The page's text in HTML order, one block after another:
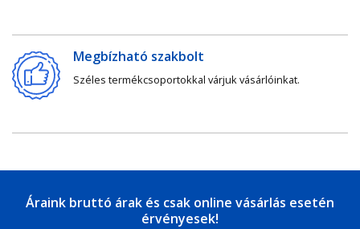
Megbízható szakbolt
Széles termékcsoportokkal várjuk vásárlóinkat.
Áraink bruttó árak és csak online vásárlás esetén
érvényesek!